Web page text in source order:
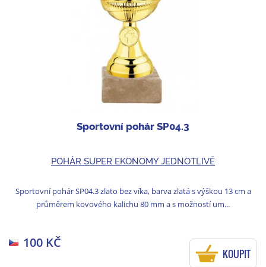
Sportovní pohár SP04.3
POHÁR SUPER EKONOMY JEDNOTLIVĚ
Sportovní pohár SP04.3 zlato bez víka, barva zlatá s výškou 13 cm a
průměrem kovového kalichu 80 mm a s možností um...
100 KČ
KOUPIT